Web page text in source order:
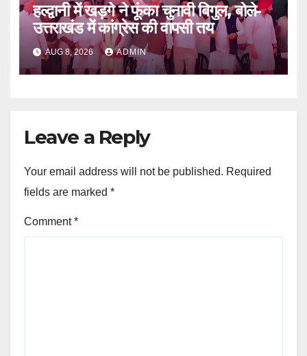
हल्द्वानी में खड़गे ने फूंका चुनावी बिगुल, बोले-
उत्तराखंड में कांग्रेस की वापसी तय
AUG 8, 2026 ADMIN
Leave a Reply
Your email address will not be published. Required
fields are marked *
Comment*